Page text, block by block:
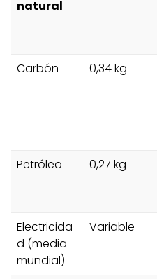
natural
Carbón 0,34 kg
Petróleo 0,27 kg
Electricida
d (media
mundial)
Variable